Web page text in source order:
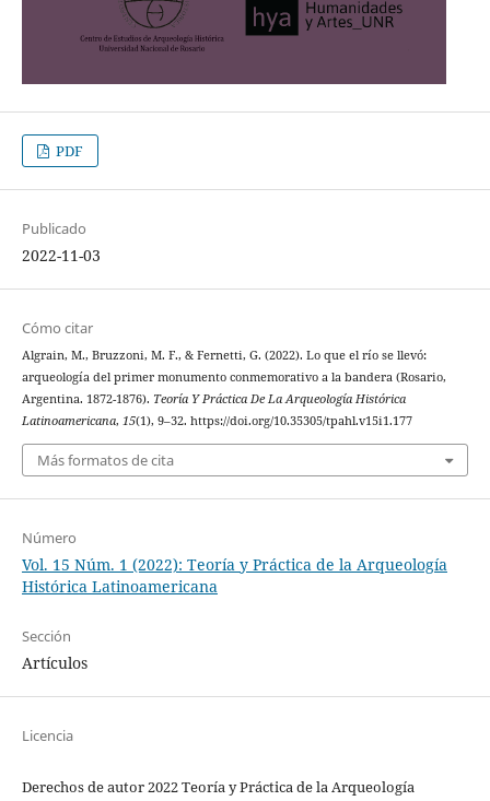
PDF
Publicado
2022-11-03
Cómo citar
Algrain, M., Bruzzoni, M. F., & Fernetti, G. (2022). Lo que el río se llevó:
arqueología del primer monumento conmemorativo a la bandera (Rosario,
Argentina. 1872-1876). Teoría Y Práctica De La Arqueología Histórica
Latinoamericana, 15(1), 9–32. https://doi.org/10.35305/tpahl.v15i1.177
Más formatos de cita
Número
Vol. 15 Núm. 1 (2022): Teoría y Práctica de la Arqueología
Histórica Latinoamericana
Sección
Artículos
Licencia
Derechos de autor 2022 Teoría y Práctica de la Arqueología